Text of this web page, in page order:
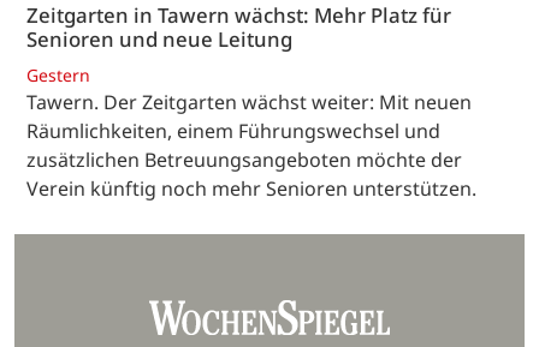
Zeitgarten in Tawern wächst: Mehr Platz für
Senioren und neue Leitung
Gestern
Tawern. Der Zeitgarten wächst weiter: Mit neuen
Räumlichkeiten, einem Führungswechsel und
zusätzlichen Betreuungsangeboten möchte der
Verein künftig noch mehr Senioren unterstützen.